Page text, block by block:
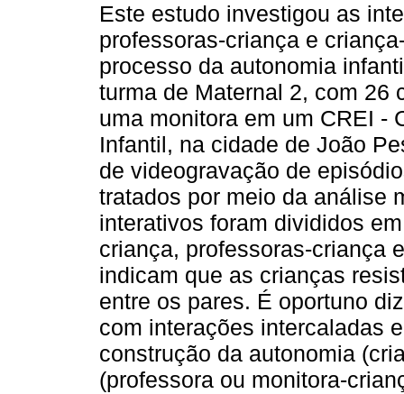
Este estudo investigou as
professoras-criança e
processo da autonomia
turma de Maternal 2, com 26
uma monitora em um CREI -
Infantil, na cidade de João
de videogravação de
tratados por meio da análise
interativos foram divididos
criança, professoras-criança
indicam que as crianças
entre os pares. É oportuno
com interações intercaladas
construção da autonomia
(professora ou monitora-